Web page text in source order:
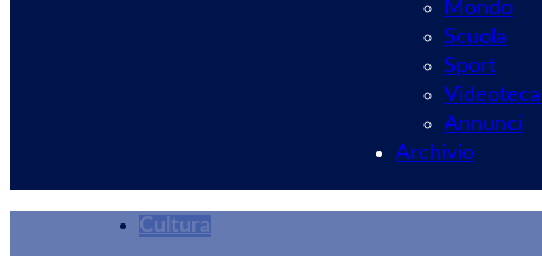
Mondo
Scuola
Sport
Videoteca
Annunci
Archivio
Cultura